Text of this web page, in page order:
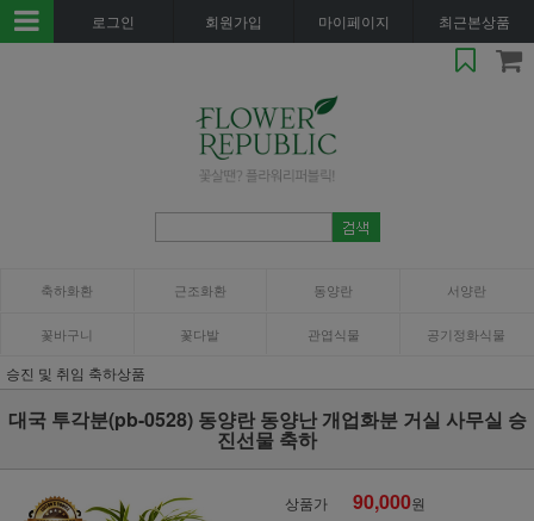
로그인 회원가입 마이페이지 최근본상품
축하화환 근조화환 동양란 서양란
꽃바구니 꽃다발 관엽식물 공기정화식물
승진 및 취임 축하상품
대국 투각분(pb-0528) 동양란 동양난 개업화분 거실 사무실 승
진선물 축하
상품가 90,000원